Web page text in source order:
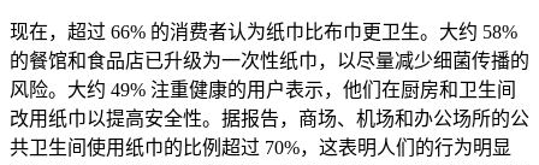
现在，超过 66% 的消费者认为纸巾比布巾更卫生。大约 58%
的餐馆和食品店已升级为一次性纸巾，以尽量减少细菌传播的
风险。大约 49% 注重健康的用户表示，他们在厨房和卫生间
改用纸巾以提高安全性。据报告，商场、机场和办公场所的公
共卫生间使用纸巾的比例超过 70%，这表明人们的行为明显